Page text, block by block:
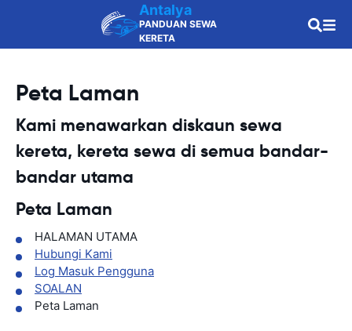
Antalya
PANDUAN SEWA
KERETA
Peta Laman
Kami menawarkan diskaun sewa
kereta, kereta sewa di semua bandar-
bandar utama
Peta Laman
HALAMAN UTAMA
Hubungi Kami
Log Masuk Pengguna
SOALAN
Peta Laman